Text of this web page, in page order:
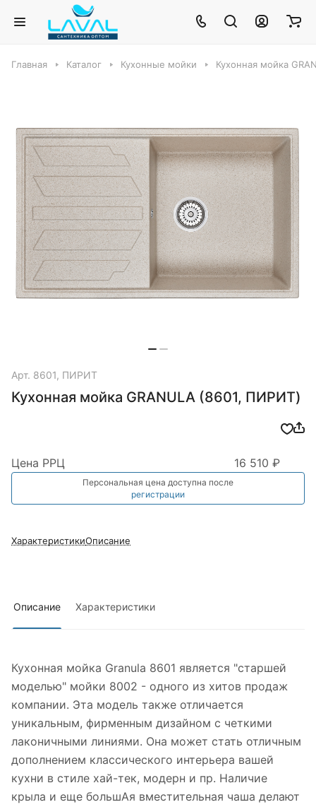
Главная Каталог Кухонные мойки Кухонная мойка
Арт. 8601, ПИРИТ
Кухонная мойка GRANULA (8601, ПИРИТ)
Цена РРЦ 16 510 ₽
Персональная цена доступна после
регистрации
ХарактеристикиОписание
Описание Характеристики
Кухонная мойка Granula 8601 является "старшей
моделью" мойки 8002 - одного из хитов продаж
компании. Эта модель также отличается
уникальным, фирменным дизайном с четкими
лаконичными линиями. Она может стать отличным
дополнением классического интерьера вашей
кухни в стиле хай-тек, модерн и пр. Наличие
крыла и еще большАя вместительная чаша делают